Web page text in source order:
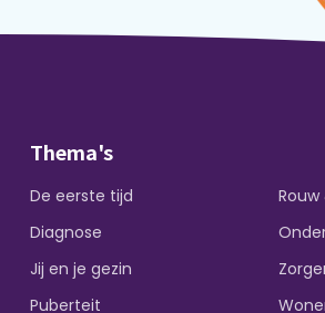
Thema's
De eerste tijd
Diagnose
Jij en je gezin
Puberteit
Rouw